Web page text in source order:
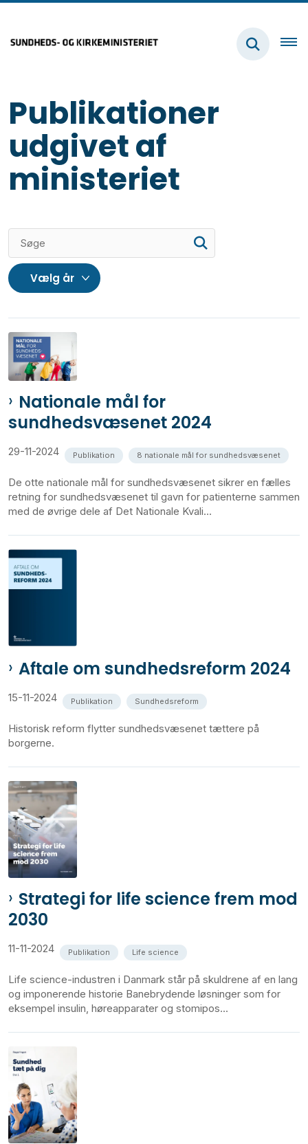
Publikationer
udgivet af
ministeriet
Nationale mål for
sundhedsvæsenet 2024
29-11-2024 Publikation 8 nationale mål for sundhedsvæsenet
De otte nationale mål for sundhedsvæsenet sikrer en fælles
retning for sundhedsvæsenet til gavn for patienterne sammen
med de øvrige dele af Det Nationale Kvali...
Aftale om sundhedsreform 2024
15-11-2024 Publikation Sundhedsreform
Historisk reform flytter sundhedsvæsenet tættere på
borgerne.
Strategi for life science frem mod
2030
11-11-2024 Publikation Life science
Life science-industren i Danmark står på skuldrene af en lang
og imponerende historie Banebrydende løsninger som for
eksempel insulin, høreapparater og stomipos...